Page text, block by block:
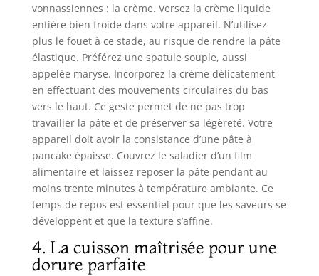
vonnassiennes : la crème. Versez la crème liquide
entière bien froide dans votre appareil. N’utilisez
plus le fouet à ce stade, au risque de rendre la pâte
élastique. Préférez une spatule souple, aussi
appelée maryse. Incorporez la crème délicatement
en effectuant des mouvements circulaires du bas
vers le haut. Ce geste permet de ne pas trop
travailler la pâte et de préserver sa légèreté. Votre
appareil doit avoir la consistance d’une pâte à
pancake épaisse. Couvrez le saladier d’un film
alimentaire et laissez reposer la pâte pendant au
moins trente minutes à température ambiante. Ce
temps de repos est essentiel pour que les saveurs se
développent et que la texture s’affine.
4. La cuisson maîtrisée pour une
dorure parfaite